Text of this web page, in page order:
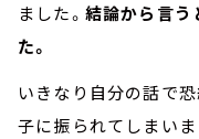
ました。 結論から言う
た。
いきなり自分の話で
子に振られてしまいま